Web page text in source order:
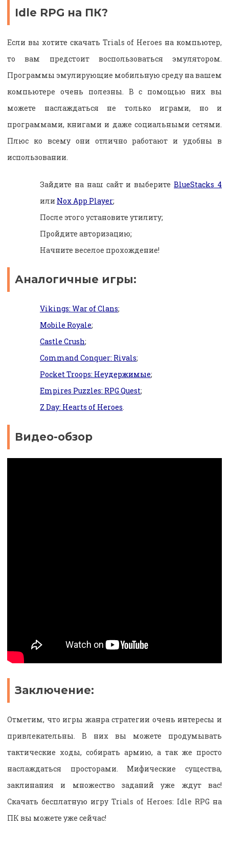
Idle RPG на ПК?
Если вы хотите скачать Trials of Heroes на компьютер,
то вам предстоит воспользоваться эмулятором.
Программы эмулирующие мобильную среду на вашем
компьютере очень полезны. В с помощью них вы
можете наслаждаться не только играми, но и
программами, книгами и даже социальными сетями.
Плюс ко всему они отлично работают и удобны в
использовании.
Зайдите на наш сайт и выберитеBlueStacks 4
или Nox App Player;
После этого установите утилиту;
Пройдите авторизацию;
Начните веселое прохождение!
Аналогичные игры:
Vikings: War of Clans;
Mobile Royale;
Castle Crush;
Command Conquer: Rivals;
Pocket Troops: Неудержимые;
Empires Puzzles: RPG Quest;
Z Day: Hearts of Heroes.
Видео-обзор
Заключение:
Отметим, что игры жанра стратегии очень интересы и
привлекательны. В них вы можете продумывать
тактические ходы, собирать армию, а так же просто
наслаждаться просторами. Мифические существа,
заклинания и множество заданий уже ждут вас!
Скачать бесплатную игру Trials of Heroes: Idle RPG на
ПК вы можете уже сейчас!